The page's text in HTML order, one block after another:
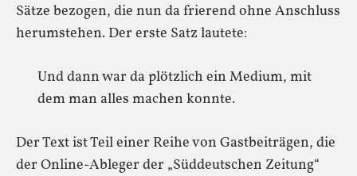
Sätze bezogen, die nun da frierend ohne Anschluss
herumstehen. Der erste Satz lautete:
Und dann war da plötzlich ein Medium, mit
dem man alles machen konnte.
Der Text ist Teil einer Reihe von Gastbeiträgen, die
der Online-Ableger der „Süddeutschen Zeitung“